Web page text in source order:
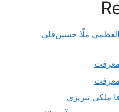
ملّا حسین‌قلی
ملکی تبریزی